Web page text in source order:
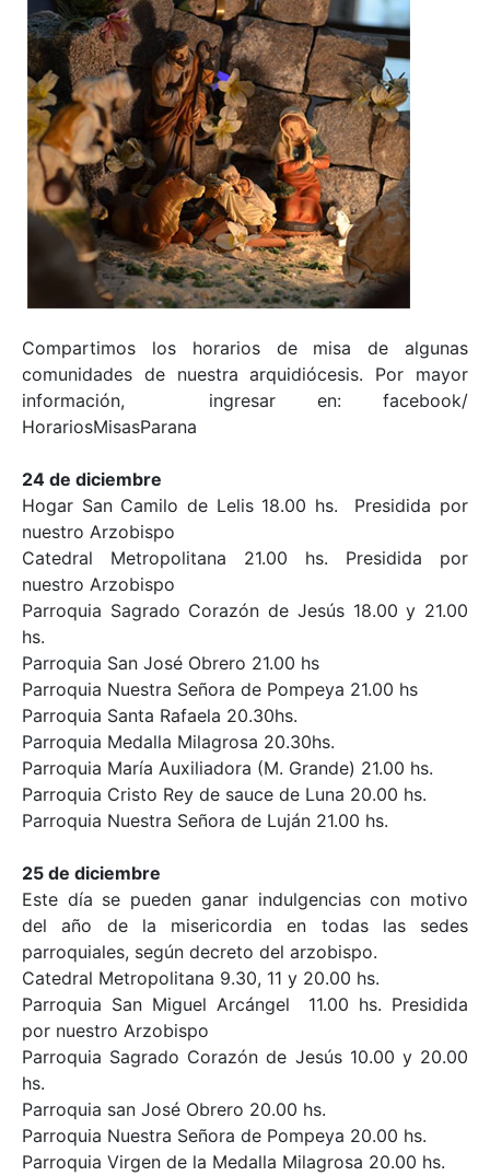
Compartimos los horarios de misa de algunas
comunidades de nuestra arquidiócesis. Por mayor
información, ingresar en: facebook/
HorariosMisasParana
24 de diciembre
Hogar San Camilo de Lelis 18.00 hs. Presidida por
nuestro Arzobispo
Catedral Metropolitana 21.00 hs. Presidida por
nuestro Arzobispo
Parroquia Sagrado Corazón de Jesús 18.00 y 21.00
hs.
Parroquia San José Obrero 21.00 hs
Parroquia Nuestra Señora de Pompeya 21.00 hs
Parroquia Santa Rafaela 20.30hs.
Parroquia Medalla Milagrosa 20.30hs.
Parroquia María Auxiliadora (M. Grande) 21.00 hs.
Parroquia Cristo Rey de sauce de Luna 20.00 hs.
Parroquia Nuestra Señora de Luján 21.00 hs.
25 de diciembre
Este día se pueden ganar indulgencias con motivo
del año de la misericordia en todas las sedes
parroquiales, según decreto del arzobispo.
Catedral Metropolitana 9.30, 11 y 20.00 hs.
Parroquia San Miguel Arcángel 11.00 hs. Presidida
por nuestro Arzobispo
Parroquia Sagrado Corazón de Jesús 10.00 y 20.00
hs.
Parroquia san José Obrero 20.00 hs.
Parroquia Nuestra Señora de Pompeya 20.00 hs.
Parroquia Virgen de la Medalla Milagrosa 20.00 hs.